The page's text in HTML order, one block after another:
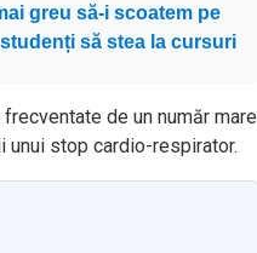
greu să-i scoatem pe
să stea la cursuri
de un număr mare
unui stop cardio-respirator.